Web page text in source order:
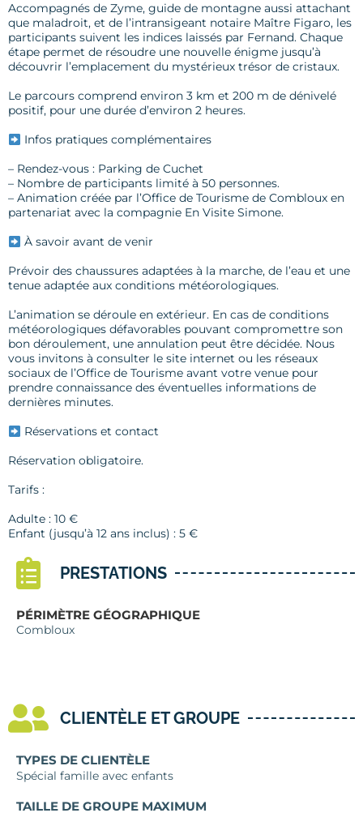
Accompagnés de Zyme, guide de montagne aussi attachant
que maladroit, et de l’intransigeant notaire Maître Figaro, les
participants suivent les indices laissés par Fernand. Chaque
étape permet de résoudre une nouvelle énigme jusqu’à
découvrir l’emplacement du mystérieux trésor de cristaux.
Le parcours comprend environ 3 km et 200 m de dénivelé
positif, pour une durée d’environ 2 heures.
Infos pratiques complémentaires
– Rendez-vous : Parking de Cuchet
– Nombre de participants limité à 50 personnes.
– Animation créée par l’Office de Tourisme de Combloux en
partenariat avec la compagnie En Visite Simone.
À savoir avant de venir
Prévoir des chaussures adaptées à la marche, de l’eau et une
tenue adaptée aux conditions météorologiques.
L’animation se déroule en extérieur. En cas de conditions
météorologiques défavorables pouvant compromettre son
bon déroulement, une annulation peut être décidée. Nous
vous invitons à consulter le site internet ou les réseaux
sociaux de l’Office de Tourisme avant votre venue pour
prendre connaissance des éventuelles informations de
dernières minutes.
Réservations et contact
Réservation obligatoire.
Tarifs :
Adulte : 10 €
Enfant (jusqu’à 12 ans inclus) : 5 €
PRESTATIONS
PÉRIMÈTRE GÉOGRAPHIQUE
Combloux
CLIENTÈLE ET GROUPE
TYPES DE CLIENTÈLE
Spécial famille avec enfants
TAILLE DE GROUPE MAXIMUM